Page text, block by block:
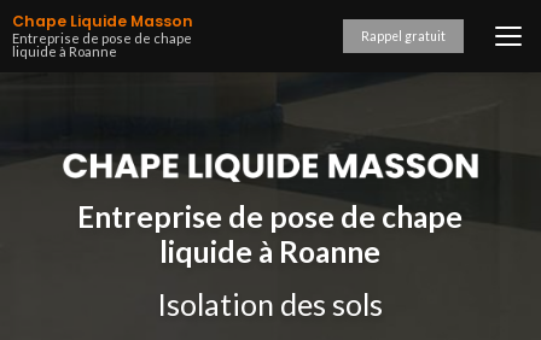
Aller
au
contenu
Chape Liquide Masson
Entreprise de pose de chape
liquide à Roanne
Rappel gratuit
Entreprise de pose de chape
liquide à Roanne
Isolation des sols